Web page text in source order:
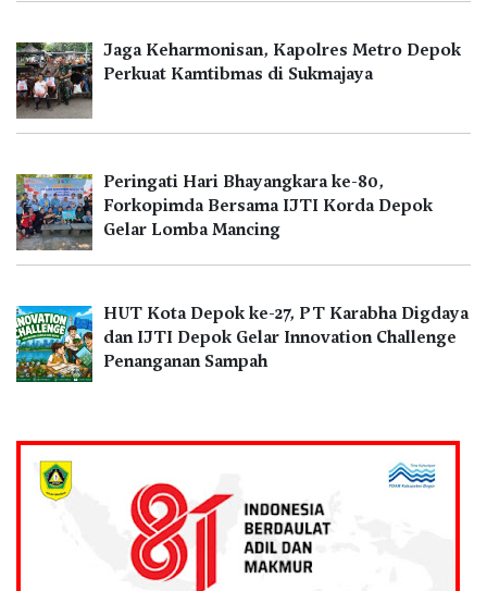
Jaga Keharmonisan, Kapolres Metro Depok
Perkuat Kamtibmas di Sukmajaya
Peringati Hari Bhayangkara ke-80,
Forkopimda Bersama IJTI Korda Depok
Gelar Lomba Mancing
HUT Kota Depok ke-27, PT Karabha Digdaya
dan IJTI Depok Gelar Innovation Challenge
Penanganan Sampah